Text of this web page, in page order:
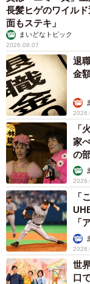
長髪ヒゲのワイル
面もステキ」
まいどなトピック
2026.08.07
退
金
「
家
の
「
「
か
世
口